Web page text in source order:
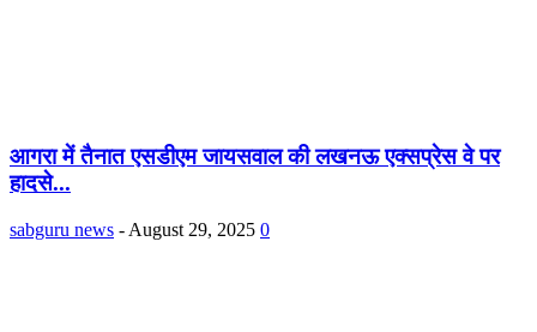
आगरा में तैनात एसडीएम जायसवाल की लखनऊ एक्सप्रेस वे पर
हादसे...
sabguru news - August 29, 2025 0